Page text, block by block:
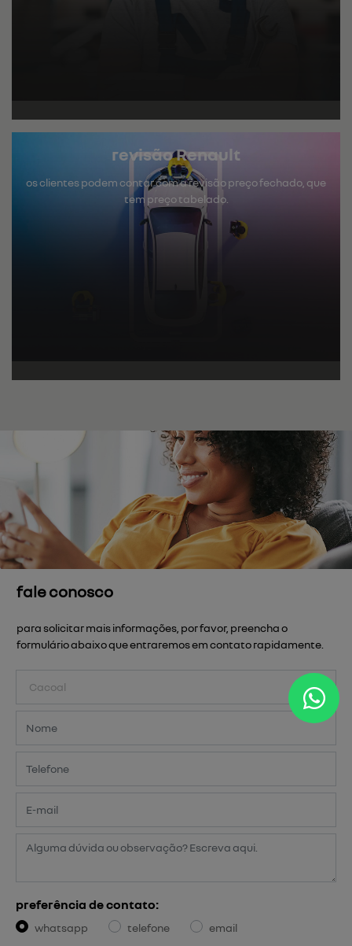
revisão Renault
os clientes podem contar com a revisão preço fechado, que
tem preço tabelado.
fale conosco
para solicitar mais informações, por favor, preencha o
formulário abaixo que entraremos em contato rapidamente.
preferência de contato:
whatsapp telefone email